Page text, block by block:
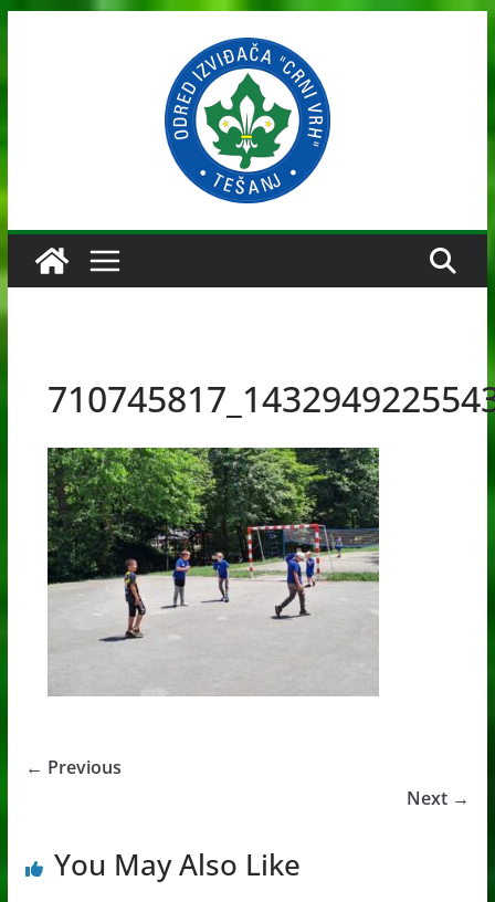
← Previous
Next →
You May Also Like